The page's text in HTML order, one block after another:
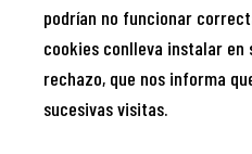
podrían no funcionar
cookies conlleva instalar en
rechazo, que nos informa
sucesivas visitas.